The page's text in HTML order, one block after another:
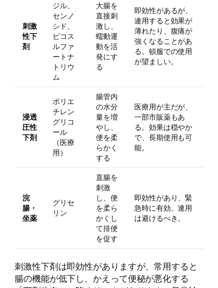
刺激
性下
剤
ジル、
センノ
シド、
ピコス
ルファ
ートナ
トリウ
ム
大腸を
直接刺
激し、
蠕動運
動を活
発にす
る
即効性があるが、
連用すると効果が
薄れたり、腹痛が
強くなることがあ
る。頓服での使用
が望ましい。
浸透
圧性
下剤
ポリエ
チレン
グリコ
ール
（医療
用）
腸管内
の水分
量を増
やし、
便を柔
らかく
する
医療用が主だが、
一部市販薬もあ
る。効果は穏やか
で、長期使用も可
能。
浣
腸・
坐薬
グリセ
リン
直腸を
刺激
し、便
を柔ら
かくし
て排便
を促す
即効性があり、緊
急時に有効。連用
は避けるべき。
刺激性下剤は即効性がありますが、常用すると
腸の機能が低下し、かえって便秘が悪化する